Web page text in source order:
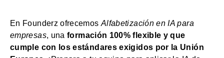
En Founderz ofrecemos Alfabetización en IA para
empresas, unaformación 100% flexible y que
cumple con los estándares exigidos por la Unión